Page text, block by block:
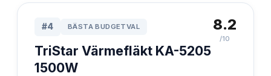
#4 BÄSTA BUDGETVAL
TriStar Värmefläkt KA-5205
1500W
8.2
/10